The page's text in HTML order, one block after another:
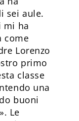
sei aule.
mi ha
come
Lorenzo
primo
classe
una
buoni
Le